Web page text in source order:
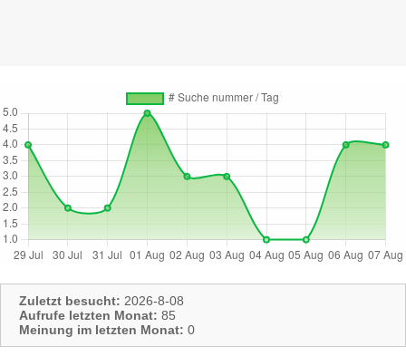
Zuletzt besucht: 2026-8-08
Aufrufe letzten Monat: 85
Meinung im letzten Monat: 0